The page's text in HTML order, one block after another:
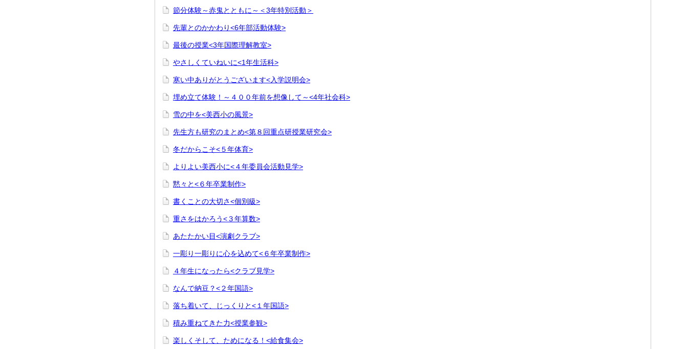
節分体験～赤鬼とともに～＜3年特別活動＞
先輩とのかかわり<6年部活動体験>
最後の授業<3年国際理解教室>
やさしくていねいに<1年生活科>
寒い中ありがとうございます<入学説明会>
埋め立て体験！～４００年前を想像して～<4年社会科>
雪の中を<美西小の風景>
先生方も研究のまとめ<第８回重点研授業研究会>
冬だからこそ<５年体育>
よりよい美西小に<４年委員会活動見学>
黙々と<６年卒業制作>
書くことの大切さ<個別級>
重さをはかろう<３年算数>
あたたかい目<演劇クラブ>
一彫り一彫りに心を込めて<６年卒業制作>
４年生になったら<クラブ見学>
なんで納豆？<２年国語>
落ち着いて、じっくりと<１年国語>
積み重ねてきた力<授業参観>
楽しくそして、ためになる！<給食集会>